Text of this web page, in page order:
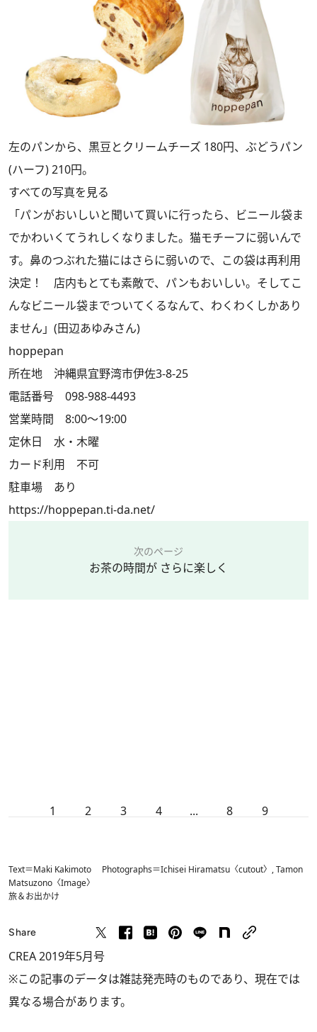
左のパンから、黒豆とクリームチーズ 180円、ぶどうパン
(ハーフ) 210円。
すべての写真を見る
「パンがおいしいと聞いて買いに行ったら、ビニール袋ま
でかわいくてうれしくなりました。猫モチーフに弱いんで
す。鼻のつぶれた猫にはさらに弱いので、この袋は再利用
決定！ 店内もとても素敵で、パンもおいしい。そしてこ
んなビニール袋までついてくるなんて、わくわくしかあり
ません」(田辺あゆみさん)
hoppepan
所在地 沖縄県宜野湾市伊佐3-8-25
電話番号 098-988-4493
営業時間 8:00～19:00
定休日 水・木曜
カード利用 不可
駐車場 あり
https://hoppepan.ti-da.net/
次のページ
お茶の時間が さらに楽しく
1 2 3 4 ... 8 9
Text＝Maki Kakimoto Photographs＝Ichisei Hiramatsu〈cutout〉, Tamon
Matsuzono〈Image〉
旅＆お出かけ
Share
CREA 2019年5月号
※この記事のデータは雑誌発売時のものであり、現在では
異なる場合があります。